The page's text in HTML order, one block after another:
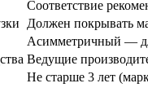
Соответствие
Должен покрывать
Асимметричный —
Ведущие
Не старше 3 лет